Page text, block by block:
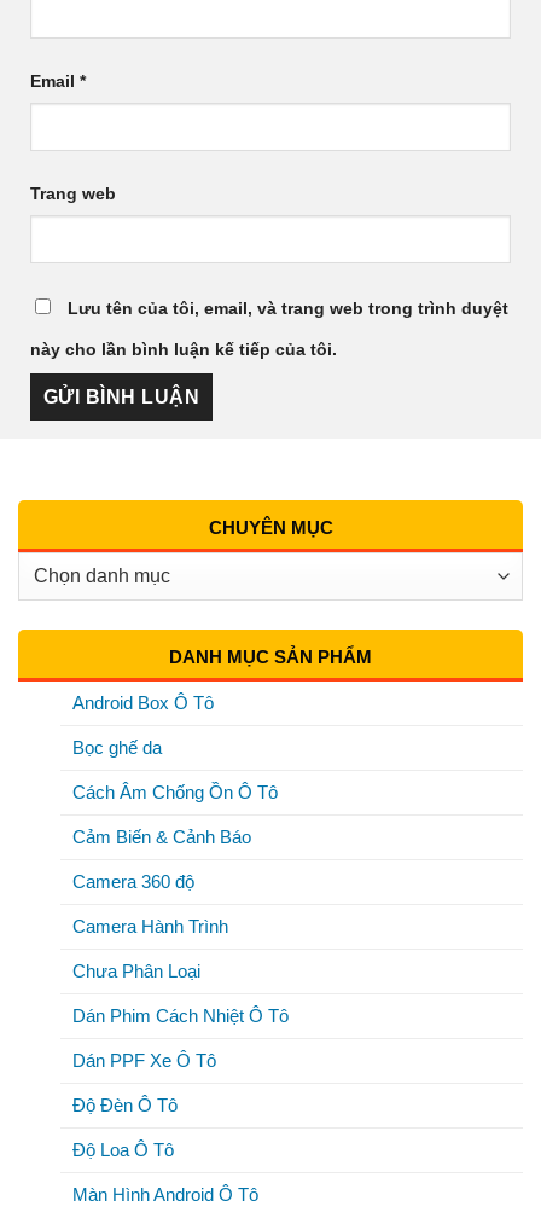
Email *
Trang web
Lưu tên của tôi, email, và trang web trong trình duyệt
này cho lần bình luận kế tiếp của tôi.
CHUYÊN MỤC
Chuyên
DANH MỤC SẢN PHẨM
Android Box Ô Tô
Bọc ghế da
Cách Âm Chống Ồn Ô Tô
Cảm Biến & Cảnh Báo
Camera 360 độ
Camera Hành Trình
Chưa Phân Loại
Dán Phim Cách Nhiệt Ô Tô
Dán PPF Xe Ô Tô
Độ Đèn Ô Tô
Độ Loa Ô Tô
Màn Hình Android Ô Tô